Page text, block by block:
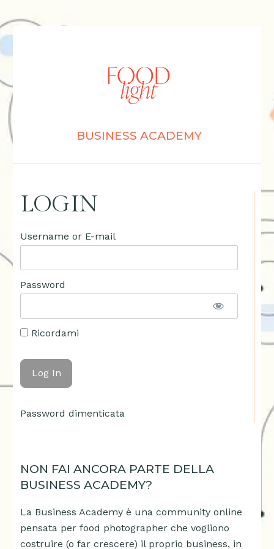
BUSINESS ACADEMY
LOGIN
Username or E-mail
Password
Ricordami
Password dimenticata
NON FAI ANCORA PARTE DELLA
BUSINESS ACADEMY?
La Business Academy è una community online
pensata per food photographer che vogliono
costruire (o far crescere) il proprio business, in